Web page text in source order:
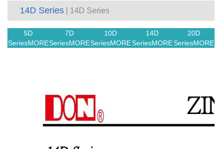
14D Series | 14D Series
5D
SeriesMORE
7D
SeriesMORE
10D
SeriesMORE
14D
SeriesMORE
20D
SeriesMORE